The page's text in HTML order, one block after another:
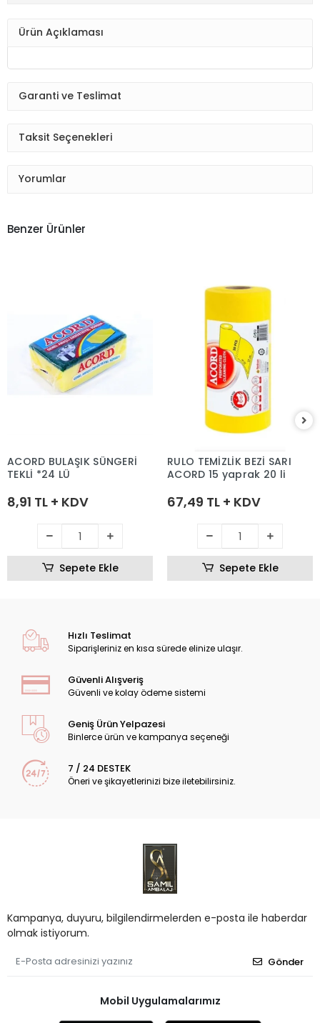
Ürün Açıklaması
Garanti ve Teslimat
Taksit Seçenekleri
Yorumlar
Benzer Ürünler
ACORD BULAŞIK SÜNGERİ
TEKLİ *24 LÜ
8,91 TL + KDV
Sepete Ekle
RULO TEMİZLİK BEZİ SARI
ACORD 15 yaprak 20 li
67,49 TL + KDV
Sepete Ekle
Hızlı Teslimat
Siparişleriniz en kısa sürede elinize ulaşır.
Güvenli Alışveriş
Güvenli ve kolay ödeme sistemi
Geniş Ürün Yelpazesi
Binlerce ürün ve kampanya seçeneği
7 / 24 DESTEK
Öneri ve şikayetlerinizi bize iletebilirsiniz.
Kampanya, duyuru, bilgilendirmelerden e-posta ile haberdar
olmak istiyorum.
Gönder
Mobil Uygulamalarımız